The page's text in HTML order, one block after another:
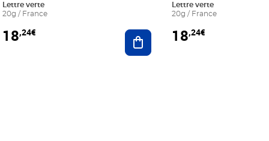
au panier
Lettre verte
20g / France
18,24€ Ajouter au panier
Lettre verte
20g / France
18,24€